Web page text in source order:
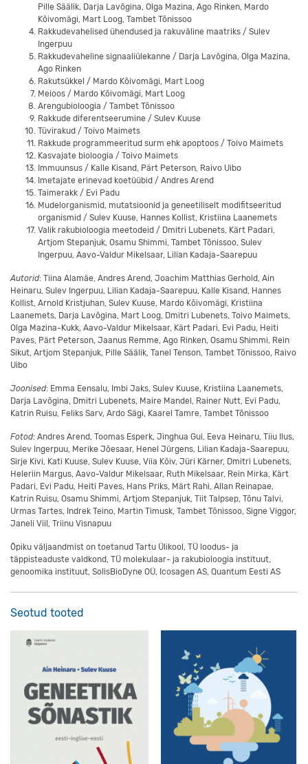
Pille Säälik, Darja Lavõgina, Olga Mazina, Ago Rinken, Mardo
Kõivomägi, Mart Loog, Tambet Tõnissoo
Rakkudevahelised ühendused ja rakuväline maatriks / Sulev
Ingerpuu
Rakkudevaheline signaaliülekanne / Darja Lavõgina, Olga Mazina,
Ago Rinken
Rakutsükkel / Mardo Kõivomägi, Mart Loog
Meioos / Mardo Kõivomägi, Mart Loog
Arengubioloogia / Tambet Tõnissoo
Rakkude diferentseerumine / Sulev Kuuse
Tüvirakud / Toivo Maimets
Rakkude programmeeritud surm ehk apoptoos / Toivo Maimets
Kasvajate bioloogia / Toivo Maimets
Immuunsus / Kalle Kisand, Pärt Peterson, Raivo Uibo
Imetajate erinevad koetüübid / Andres Arend
Taimerakk / Evi Padu
Mudelorganismid, mutatsioonid ja geneetiliselt modifitseeritud
organismid / Sulev Kuuse, Hannes Kollist, Kristiina Laanemets
Valik rakubioloogia meetodeid / Dmitri Lubenets, Kärt Padari,
Artjom Stepanjuk, Osamu Shimmi, Tambet Tõnissoo, Sulev
Ingerpuu, Aavo-Valdur Mikelsaar, Lilian Kadaja-Saarepuu
Autorid: Tiina Alamäe, Andres Arend, Joachim Matthias Gerhold, Ain
Heinaru, Sulev Ingerpuu, Lilian Kadaja-Saarepuu, Kalle Kisand, Hannes
Kollist, Arnold Kristjuhan, Sulev Kuuse, Mardo Kõivomägi, Kristiina
Laanemets, Darja Lavõgina, Mart Loog, Dmitri Lubenets, Toivo Maimets,
Olga Mazina-Kukk, Aavo-Valdur Mikelsaar, Kärt Padari, Evi Padu, Heiti
Paves, Pärt Peterson, Jaanus Remme, Ago Rinken, Osamu Shimmi, Rein
Sikut, Artjom Stepanjuk, Pille Säälik, Tanel Tenson, Tambet Tõnissoo, Raivo
Uibo
Joonised: Emma Eensalu, Imbi Jaks, Sulev Kuuse, Kristiina Laanemets,
Darja Lavõgina, Dmitri Lubenets, Maire Mandel, Rainer Nutt, Evi Padu,
Katrin Ruisu, Feliks Sarv, Ardo Sägi, Kaarel Tamre, Tambet Tõnissoo
Fotod: Andres Arend, Toomas Esperk, Jinghua Gui, Eeva Heinaru, Tiiu Ilus,
Sulev Ingerpuu, Merike Jõesaar, Henel Jürgens, Lilian Kadaja-Saarepuu,
Sirje Kivi, Kati Kuuse, Sulev Kuuse, Viia Kõiv, Jüri Kärner, Dmitri Lubenets,
Heleriin Margus, Aavo-Valdur Mikelsaar, Ruth Mikelsaar, Rein Mirka, Kärt
Padari, Evi Padu, Heiti Paves, Hans Priks, Märt Rahi, Allan Reinapae,
Katrin Ruisu, Osamu Shimmi, Artjom Stepanjuk, Tiit Talpsep, Tõnu Talvi,
Urmas Tartes, Indrek Teino, Martin Timusk, Tambet Tõnissoo, Signe Viggor,
Janeli Viil, Triinu Visnapuu
Õpiku väljaandmist on toetanud Tartu Ülikool, TÜ loodus- ja
täppisteaduste valdkond, TÜ molekulaar- ja rakubioloogia instituut,
genoomika instituut, SolisBioDyne OÜ, Icosagen AS, Quantum Eesti AS
Seotud tooted